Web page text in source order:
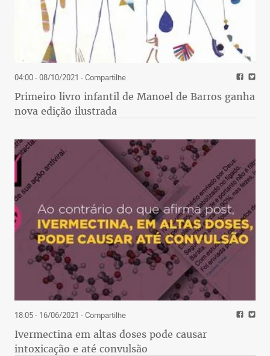
04:00 - 08/10/2021 - Compartilhe
Primeiro livro infantil de Manoel de Barros ganha
nova edição ilustrada
18:05 - 16/06/2021 - Compartilhe
Ivermectina em altas doses pode causar
intoxicação e até convulsão